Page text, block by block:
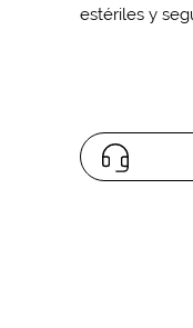
estériles y